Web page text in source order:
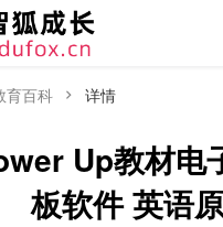
育百科 详情
Up教材电
板软件 英语